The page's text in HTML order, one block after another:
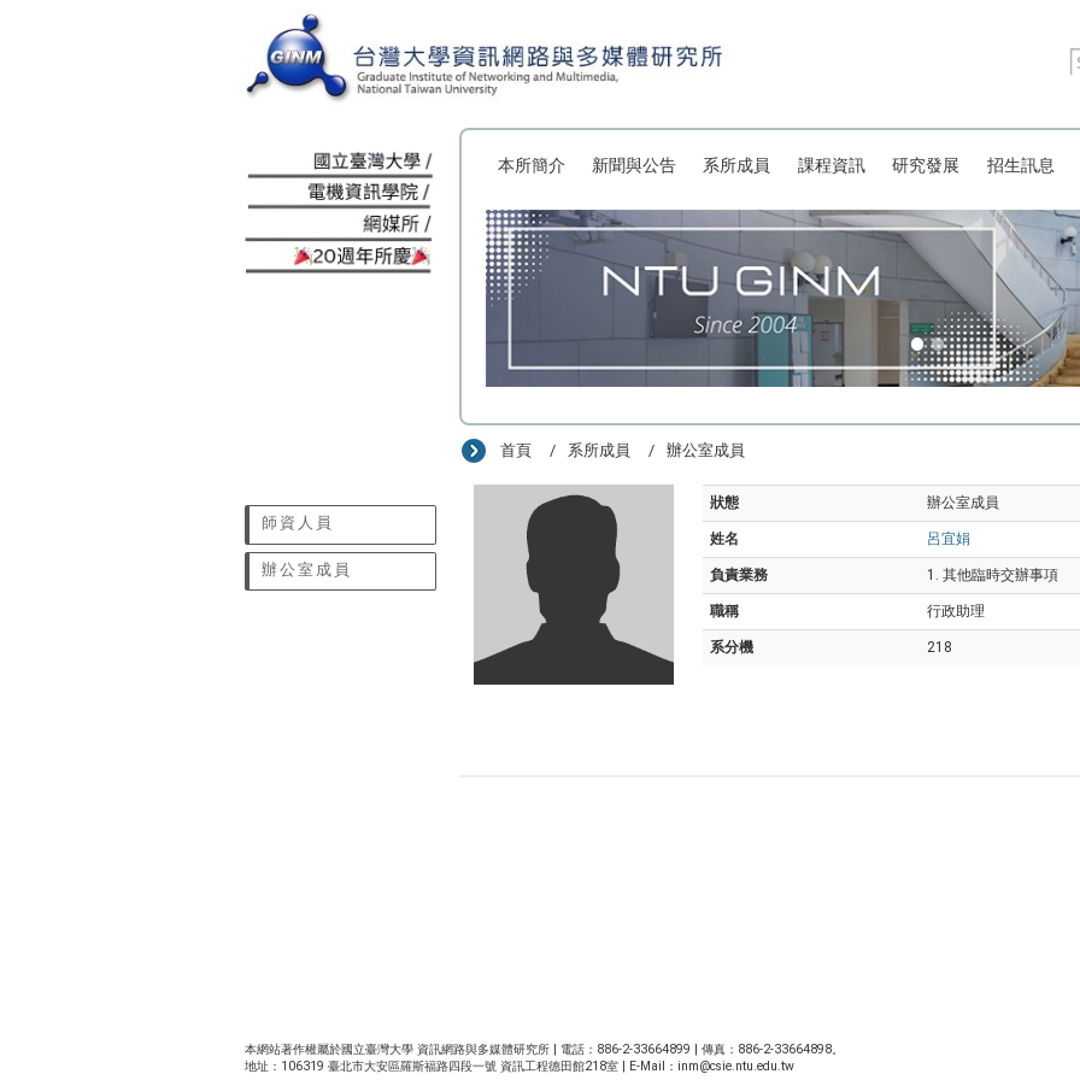
本所簡介 新聞與公告 系所成員 課程資訊 研究發展 招生訊息
師資人員
辦公室成員
首頁 系所成員 辦公室成員
狀態 辦公室成員
姓名 呂宜娟
負責業務 1. 其他臨時交辦事項
職稱 行政助理
系分機 218
本網站著作權屬於國立臺灣大學 資訊網路與多媒體研究所 | 電話：886-2-33664899 | 傳真：886-2-33664898。
地址：106319 臺北市大安區羅斯福路四段一號 資訊工程德田館218室 | E-Mail： inm@csie.ntu.edu.tw